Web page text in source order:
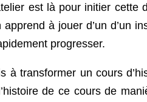
est là pour initier cette
apprend à jouer d’un d’un
progresser.
à transformer un cours
de ce cours de